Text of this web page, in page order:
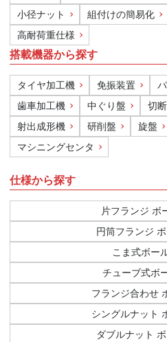
小径ナット
組付けの簡易化
高耐荷重仕様
搭載機器から探す
タイヤ加工機 免振装置
歯車加工機
中ぐり盤 切
射出成形機
研削盤 旋盤
マシニングセンタ
仕様から探す
片フランジ ボ
円筒フランジ
こま式ボー
チューブ式ボ
フランジ合わせ
シングルナット
ダブルナット